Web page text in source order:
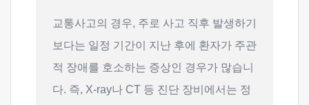
교통사고의 경우, 주로 사고 직후 발생하기
보다는 일정 기간이 지난 후에 환자가 주관
적 장애를 호소하는 증상인 경우가 많습니
다. 즉, X-ray나 CT 등 진단 장비에서는 정